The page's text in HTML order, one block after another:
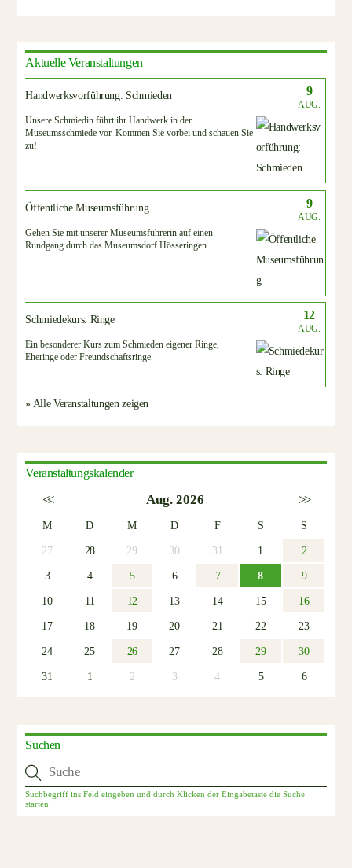
Aktuelle Veranstaltungen
Handwerksvorführung: Schmieden 9
AUG.
Unsere Schmiedin führt ihr Handwerk in der
Museumsschmiede vor. Kommen Sie vorbei und schauen Sie
zu!
Öffentliche Museumsführung 9
AUG.
Gehen Sie mit unserer Museumsführerin auf einen
Rundgang durch das Museumsdorf Hösseringen.
Schmiedekurs: Ringe 12
AUG.
Ein besonderer Kurs zum Schmieden eigener Ringe,
Eheringe oder Freundschaftsringe.
» Alle Veranstaltungen zeigen
Veranstaltungskalender
<< Aug. 2026 >>
M D M D F S
S
27
28 29 30 31 1
2
3
4 5 6 7 8
9
10
11 12 13 14 15
16
17
18 19 20 21 22
23
24
25 26 27 28 29
30
31
1 2 3 4 5 6
Suchen